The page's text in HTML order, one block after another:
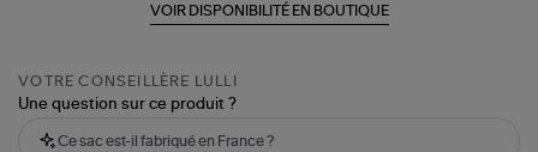
VOIR DISPONIBILITÉ EN BOUTIQUE
VOTRE CONSEILLÈRE LULLI
Une question sur ce produit ?
Ce sac est-il fabriqué en France ?